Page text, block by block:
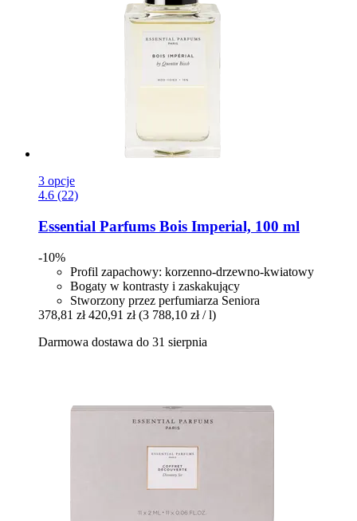
3 opcje
4.6 (22)
Essential Parfums Bois Imperial, 100 ml
-10%
Profil zapachowy: korzenno-drzewno-kwiatowy
Bogaty w kontrasty i zaskakujący
Stworzony przez perfumiarza Seniora
378,81 zł 420,91 zł (3 788,10 zł / l)
Darmowa dostawa do 31 sierpnia